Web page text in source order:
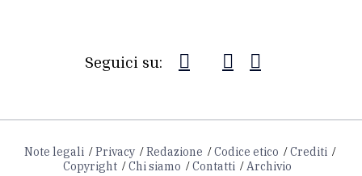
Seguici su:
Note legali Privacy Redazione Codice etico
Crediti
Copyright
Chi siamo Contatti Archivio